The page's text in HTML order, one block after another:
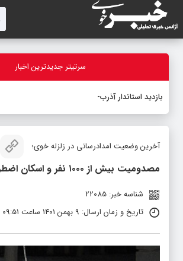
سرتیتر جدیدترین اخبار
بازدید استاندار آذربایجان‌
آخرین وضعیت امدادرسانی در زلزله خوی؛
مصدومیت بیش از ۱۰۰۰ نفر و اسکان اضطراری ۱۸ هزار تن
شناسه خبر: 22085
تاریخ و زمان ارسال: 9 بهمن 1401 ساعت 09:51